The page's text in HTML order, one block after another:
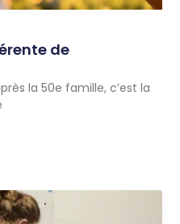
de
la 50e famille, c’est la